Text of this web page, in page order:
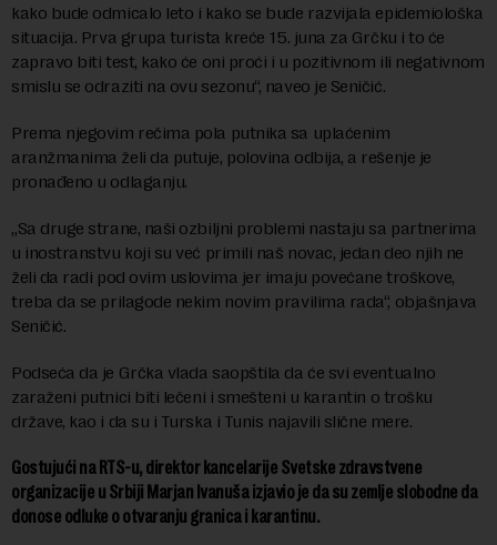
kako bude odmicalo leto i kako se bude razvijala epidemiološka
situacija. Prva grupa turista kreće 15. juna za Grčku i to će
zapravo biti test, kako će oni proći i u pozitivnom ili negativnom
smislu se odraziti na ovu sezonu“, naveo je Seničić.
Prema njegovim rečima pola putnika sa uplaćenim
aranžmanima želi da putuje, polovina odbija, a rešenje je
pronađeno u odlaganju.
„Sa druge strane, naši ozbiljni problemi nastaju sa partnerima
u inostranstvu koji su već primili naš novac, jedan deo njih ne
želi da radi pod ovim uslovima jer imaju povećane troškove,
treba da se prilagode nekim novim pravilima rada“, objašnjava
Seničić.
Podseća da je Grčka vlada saopštila da će svi eventualno
zaraženi putnici biti lečeni i smešteni u karantin o trošku
države, kao i da su i Turska i Tunis najavili slične mere.
Gostujući na RTS-u, direktor kancelarije Svetske zdravstvene
organizacije u Srbiji Marjan Ivanuša izjavio je da su zemlje slobodne da
donose odluke o otvaranju granica i karantinu.